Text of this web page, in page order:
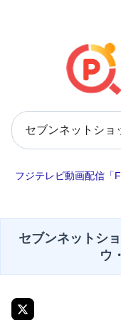
フジテレビ動画配信「
セブンネットシ
ウ